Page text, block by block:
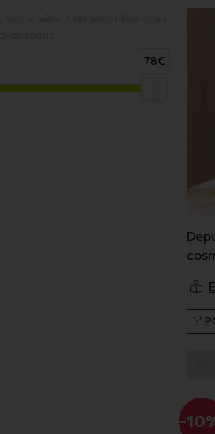
Dr.
-
78€